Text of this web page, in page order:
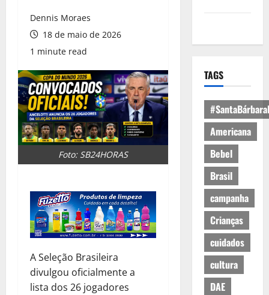
Dennis Moraes
18 de maio de 2026
1 minute read
Foto: SB24HORAS
A Seleção Brasileira
divulgou oficialmente a
lista dos 26 jogadores
TAGS
Americana
Bebel
Brasil
campanha
Crianças
cuidados
cultura
DAE